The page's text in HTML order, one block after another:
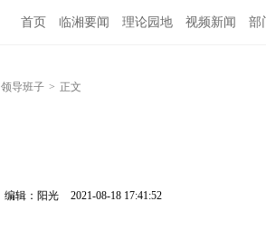
首页 临湘要闻 理论园地 视频新闻 部
领导班子 > 正文
编辑：阳光 2021-08-18 17:41:52